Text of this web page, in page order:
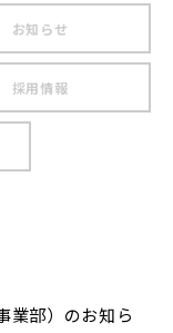
お知らせ
採用情報
業部）のお知ら